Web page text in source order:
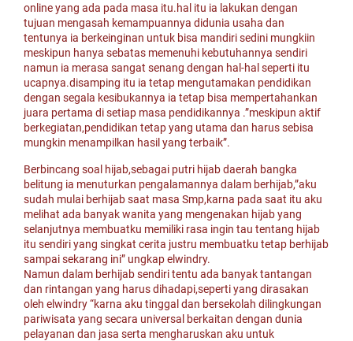
online yang ada pada masa itu.hal itu ia lakukan dengan
tujuan mengasah kemampuannya didunia usaha dan
tentunya ia berkeinginan untuk bisa mandiri sedini mungkiin
meskipun hanya sebatas memenuhi kebutuhannya sendiri
namun ia merasa sangat senang dengan hal-hal seperti itu
ucapnya.disamping itu ia tetap mengutamakan pendidikan
dengan segala kesibukannya ia tetap bisa mempertahankan
juara pertama di setiap masa pendidikannya .”meskipun aktif
berkegiatan,pendidikan tetap yang utama dan harus sebisa
mungkin menampilkan hasil yang terbaik”.
Berbincang soal hijab,sebagai putri hijab daerah bangka
belitung ia menuturkan pengalamannya dalam berhijab,”aku
sudah mulai berhijab saat masa Smp,karna pada saat itu aku
melihat ada banyak wanita yang mengenakan hijab yang
selanjutnya membuatku memiliki rasa ingin tau tentang hijab
itu sendiri yang singkat cerita justru membuatku tetap berhijab
sampai sekarang ini” ungkap elwindry.
Namun dalam berhijab sendiri tentu ada banyak tantangan
dan rintangan yang harus dihadapi,seperti yang dirasakan
oleh elwindry “karna aku tinggal dan bersekolah dilingkungan
pariwisata yang secara universal berkaitan dengan dunia
pelayanan dan jasa serta mengharuskan aku untuk